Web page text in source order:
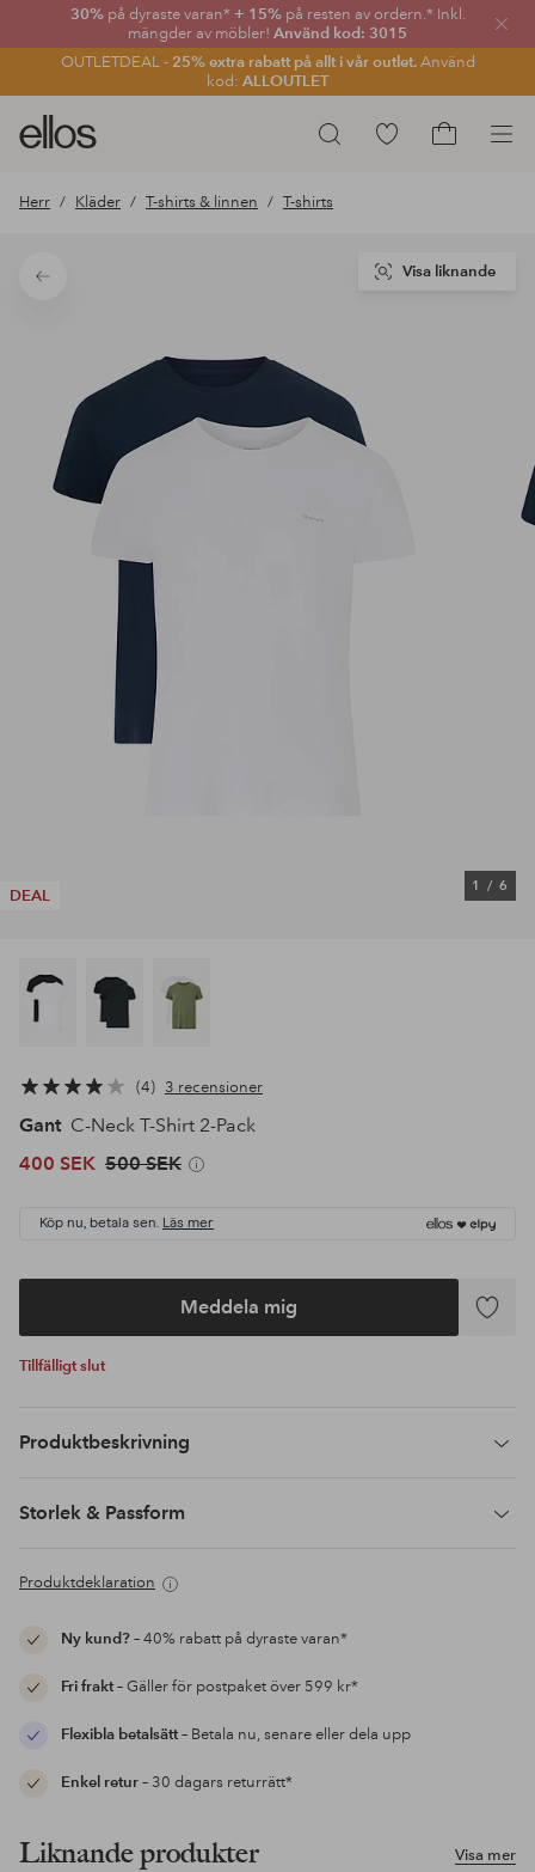
30% på dyraste varan* + 15% på resten av ordern.* Inkl.
mängder av möbler! Använd kod: 3015
OUTLETDEAL - 25% extra rabatt på allt i vår outlet.Använd
kod: ALLOUTLET
Sök
Ellos
logotyp
gå
förstasidan
Gå
Herr Kläder T-shirts & linnen T-shirts
Tillbaka
DEAL
1 / 6
Visa liknande
4 3 recensioner
Gant C-Neck T-Shirt 2-Pack
400 SEK 500 SEK
Köp nu, betala sen. Läs mer
Meddela mig
Lägg
Tillfälligt slut
Produktbeskrivning
Storlek & Passform
Produktdeklaration
Ny kund?– 40% rabatt på dyraste varan*
Fri frakt– Gäller för postpaket över 599 kr*
Flexibla betalsätt– Betala nu, senare eller dela upp
Enkel retur– 30 dagars returrätt*
Visa mer
Liknande produkter